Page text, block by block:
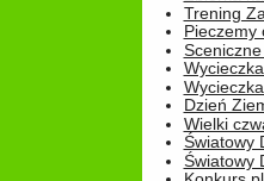
Trening
Pieczemy
Dzień
Wielki
Światowy
Światowy